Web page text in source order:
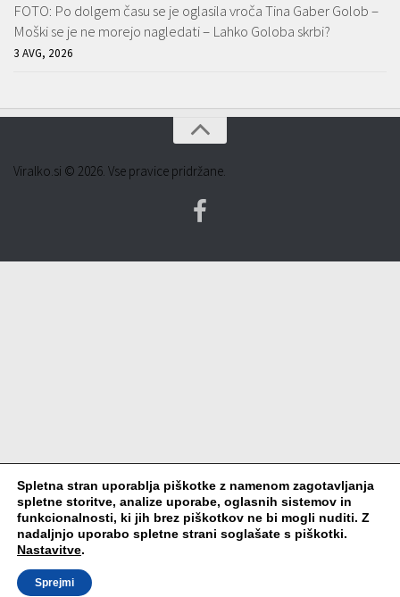
FOTO: Po dolgem času se je oglasila vroča Tina Gaber Golob –
Moški se je ne morejo nagledati – Lahko Goloba skrbi?
3 AVG, 2026
Viralko.si © 2026. Vse pravice pridržane.
Spletna stran uporablja piškotke z namenom zagotavljanja
spletne storitve, analize uporabe, oglasnih sistemov in
funkcionalnosti, ki jih brez piškotkov ne bi mogli nuditi. Z
nadaljnjo uporabo spletne strani soglašate s piškotki.
Nastavitve.
Sprejmi